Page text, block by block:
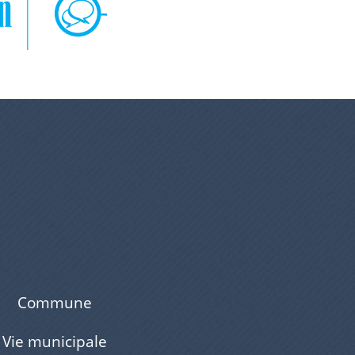
Commune
Vie municipale